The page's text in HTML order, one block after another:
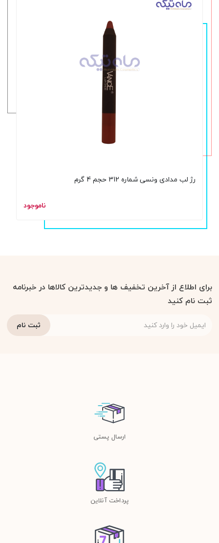
رژ لب مدادی ونسی شماره 312 حجم 4 گرم
ناموجود
برای اطلاع از آخرین تخفیف ها و جدیدترین کالاها در خبرنامه
ثبت نام کنید
ارسال پستی
پرداخت آنلاین